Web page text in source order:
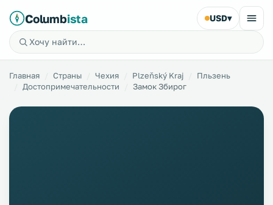
Columbista USD▾
Главная Страны Чехия Plzeňský Kraj
Пльзень
Достопримечательности
Замок Збирог